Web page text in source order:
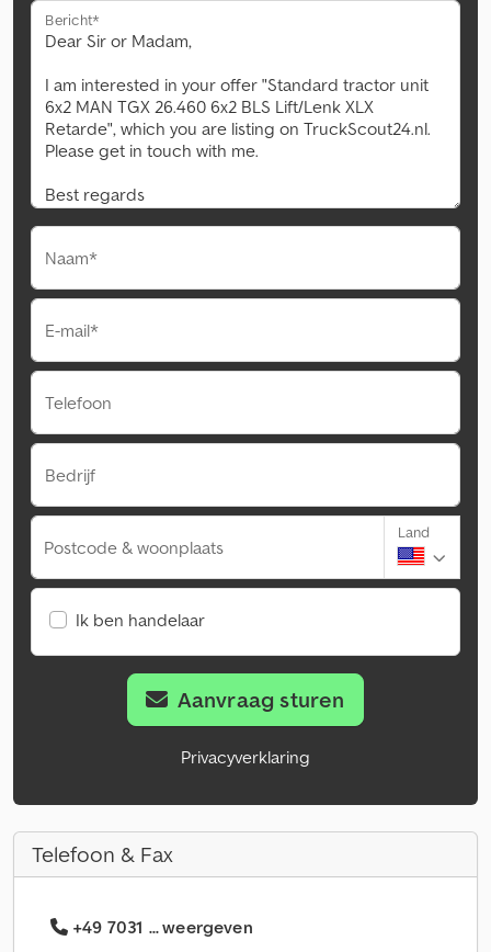
Bericht*
Naam*
E-mail*
Telefoon
Bedrijf
Postcode & woonplaats
Land
Ik ben handelaar
Aanvraag sturen
Privacyverklaring
Telefoon & Fax
+49 7031 ... weergeven